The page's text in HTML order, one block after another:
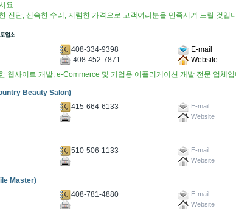
요.
진단, 신속한 수리, 저렴한 가격으로 고객여러분을 만족시겨 드릴 것입
408-334-9398
E-mail
408-452-7871
Website
웹사이트 개발, e-Commerce 및 기업용 어플리케이션 개발 전문 업체
Beauty Salon)
415-664-6133
E-mail
Website
510-506-1133
E-mail
Website
Master)
408-781-4880
E-mail
Website